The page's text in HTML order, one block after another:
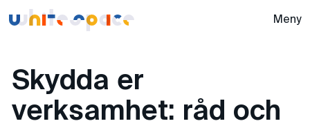
Whitespace - Meny
Skydda er
verksamhet: råd och